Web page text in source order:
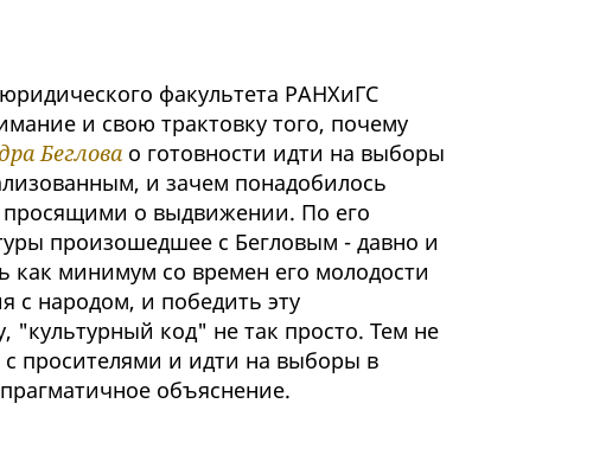
факультета РАНХиГС
и свою трактовку того, почему
Бегловао готовности идти на выборы
и зачем понадобилось
просящими о выдвижении. По его
произошедшее с Бегловым - давно и
как минимум со времен его молодости
с народом, и победить эту
"культурный код" не так просто. Тем не
просителями и идти на выборы в
объяснение.